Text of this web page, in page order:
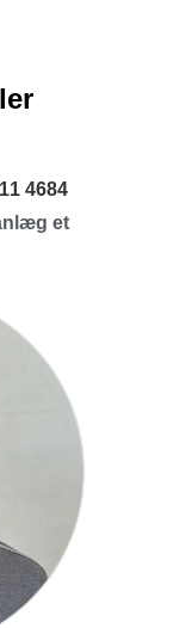
4684
et